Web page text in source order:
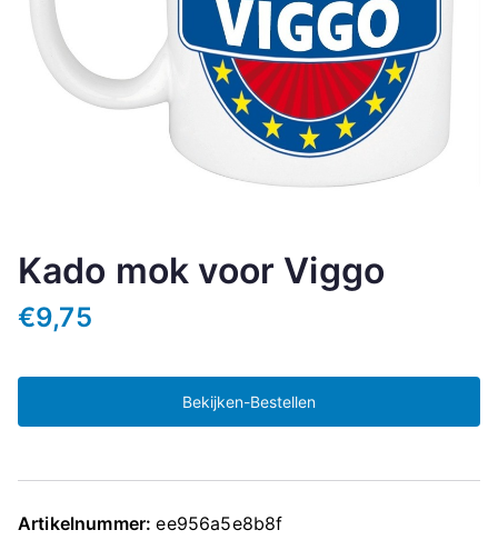
Kado mok voor Viggo
€9,75
Bekijken-Bestellen
Artikelnummer:ee956a5e8b8f